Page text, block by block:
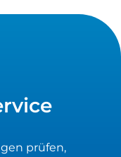
prüfen,